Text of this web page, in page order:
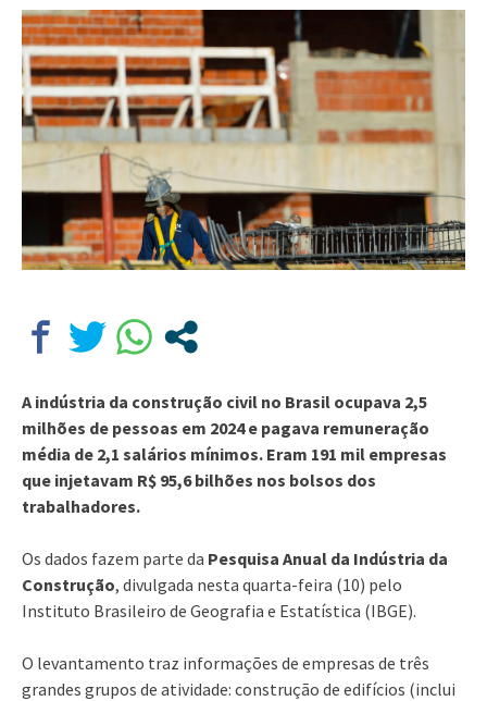
A indústria da construção civil no Brasil ocupava 2,5
milhões de pessoas em 2024 e pagava remuneração
média de 2,1 salários mínimos. Eram 191 mil empresas
que injetavam R$ 95,6 bilhões nos bolsos dos
trabalhadores.
Os dados fazem parte da Pesquisa Anual da Indústria da
Construção, divulgada nesta quarta-feira (10) pelo
Instituto Brasileiro de Geografia e Estatística (IBGE).
O levantamento traz informações de empresas de três
grandes grupos de atividade: construção de edifícios (inclui